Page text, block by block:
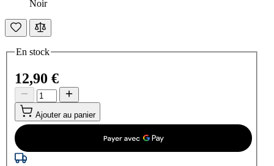
Noir
En stock
12,90 €
Ajouter au panier